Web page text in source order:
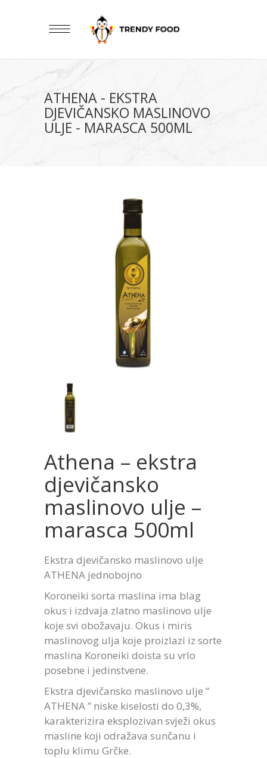
ATHENA - EKSTRA
DJEVIČANSKO MASLINOVO
ULJE - MARASCA 500ML
Athena – ekstra
djevičansko
maslinovo ulje –
marasca 500ml
Ekstra djevičansko maslinovo ulje
ATHENA jednobojno
Koroneiki sorta maslina ima blag
okus i izdvaja zlatno maslinovo ulje
koje svi obožavaju. Okus i miris
maslinovog ulja koje proizlazi iz sorte
maslina Koroneiki doista su vrlo
posebne i jedinstvene.
Ekstra djevičansko maslinovo ulje ”
ATHENA ” niske kiselosti do 0,3%,
karakterizira eksplozivan svježi okus
masline koji odražava sunčanu i
toplu klimu Grčke.